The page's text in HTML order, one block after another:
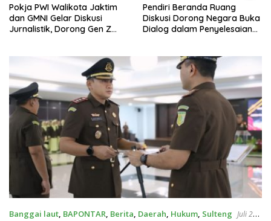
Pendiri Beranda Ruang
Diskusi Dorong Negara Buka
Dialog dalam Penyelesaian
Membaca Pancasilanomics
melalui warisan Sumitro dan
urgensi UU Perekonomian
Banggai laut, BAPONTAR, Berita, Daerah, Hukum, Sulteng Juli 22,